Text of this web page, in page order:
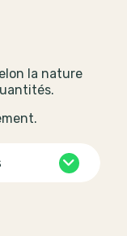
la nature